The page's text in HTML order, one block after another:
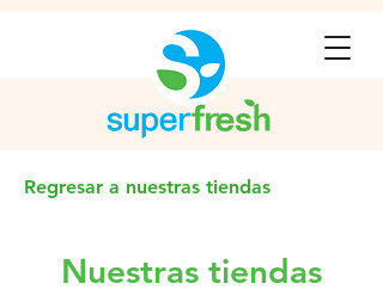
Regresar a nuestras tiendas
Nuestras tiendas